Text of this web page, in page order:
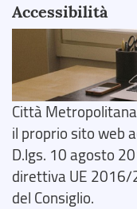
Accessibilità
Città
il proprio sito web
D.lgs. 10 agosto
direttiva UE 2016/
del Consiglio.